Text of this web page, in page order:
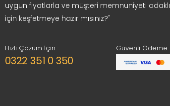
uygun fiyatlarla ve müşteri memnuniyeti
için keşfetmeye hazır mısınız?"
Hızlı Çözüm İçin
0322 351 0 350
Güvenli Ödeme